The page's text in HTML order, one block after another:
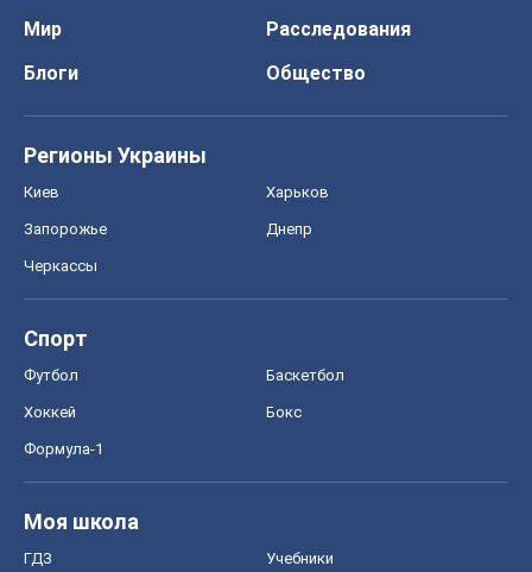
Мир
Расследования
Блоги
Общество
Регионы Украины
Киев Харьков
Запорожье Днепр
Черкассы
Спорт
Футбол Баскетбол
Хоккей Бокс
Формула-1
Моя школа
ГДЗ Учебники